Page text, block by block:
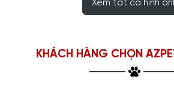
Xem tất cả hình
KHÁCH HÀNG CHỌN